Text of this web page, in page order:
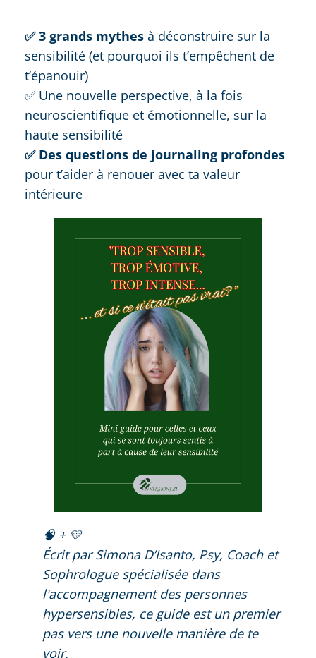
✅ 3 grands mythes à déconstruire sur la
sensibilité (et pourquoi ils t’empêchent de
t’épanouir)
✅ Une nouvelle perspective, à la fois
neuroscientifique et émotionnelle, sur la
haute sensibilité
✅ Des questions de journaling profondes
pour t’aider à renouer avec ta valeur
intérieure
🧠 + 💛
Écrit par Simona D’Isanto, Psy, Coach et
Sophrologue spécialisée dans
l'accompagnement des personnes
hypersensibles, ce guide est un premier
pas vers une nouvelle manière de te
voir.